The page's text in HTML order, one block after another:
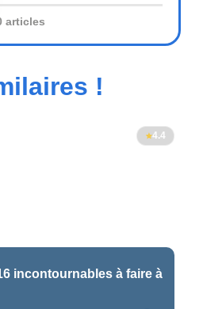
articles
!
4.4
incontournables à faire à